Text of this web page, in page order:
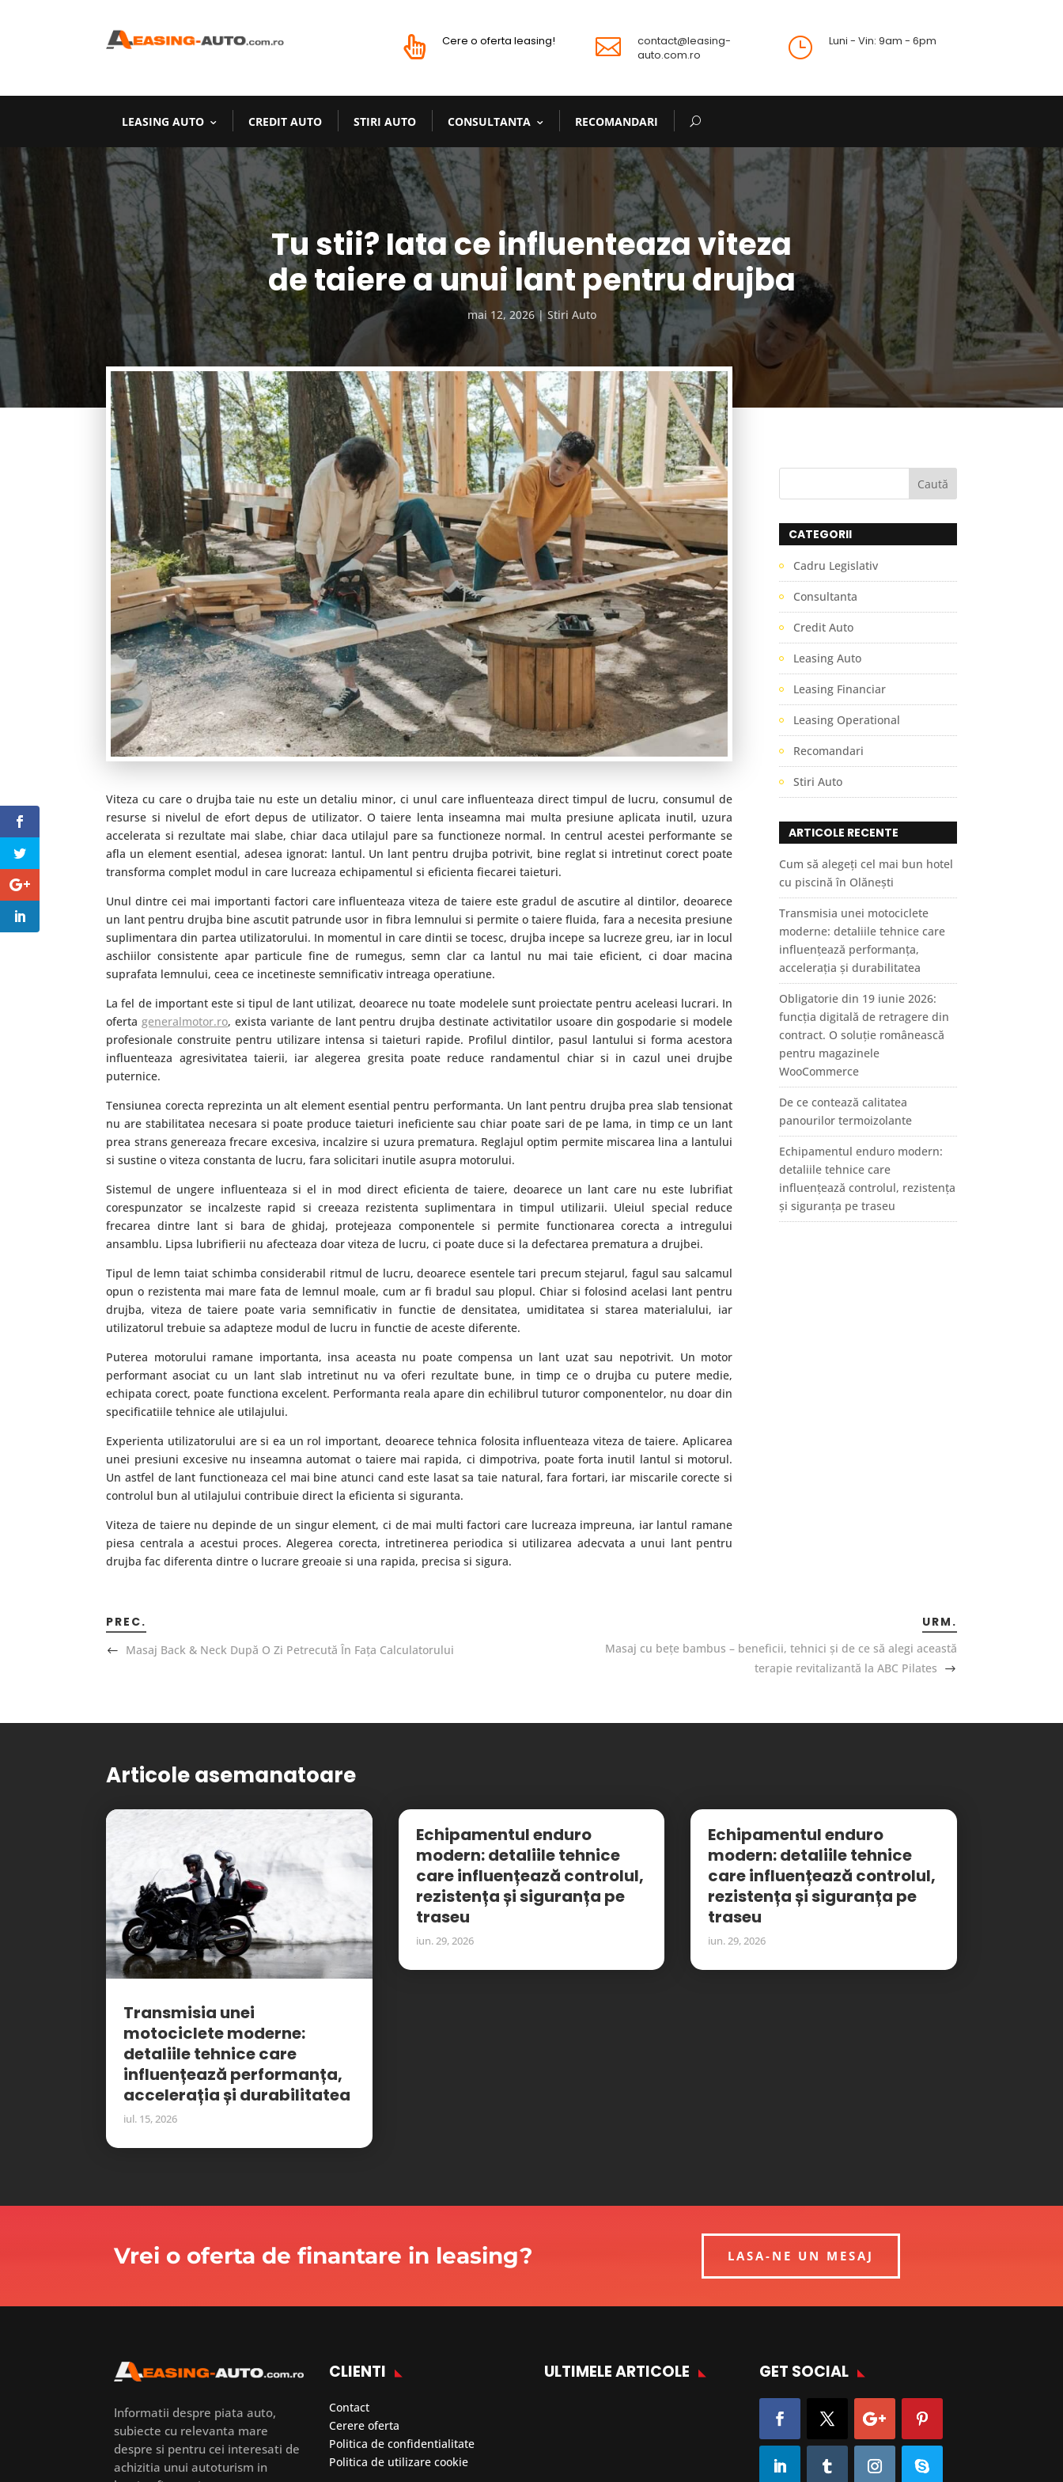
 Cere o oferta leasing! 
contact@leasing-
auto.com.ro
} Luni - Vin: 9am - 6pm
LEASING AUTO CREDIT AUTO STIRI AUTO CONSULTANTA RECOMANDARI
Tu stii? Iata ce influenteaza viteza
de taiere a unui lant pentru drujba
mai 12, 2026 Stiri Auto
Viteza cu care o drujba taie nu este un detaliu minor, ci unul care influenteaza direct timpul de lucru, consumul de
resurse si nivelul de efort depus de utilizator. O taiere lenta inseamna mai multa presiune aplicata inutil, uzura
accelerata si rezultate mai slabe, chiar daca utilajul pare sa functioneze normal. In centrul acestei performante se
afla un element esential, adesea ignorat: lantul. Un lant pentru drujba potrivit, bine reglat si intretinut corect poate
transforma complet modul in care lucreaza echipamentul si eficienta fiecarei taieturi.
Unul dintre cei mai importanti factori care influenteaza viteza de taiere este gradul de ascutire al dintilor, deoarece
un lant pentru drujba bine ascutit patrunde usor in fibra lemnului si permite o taiere fluida, fara a necesita presiune
suplimentara din partea utilizatorului. In momentul in care dintii se tocesc, drujba incepe sa lucreze greu, iar in locul
aschiilor consistente apar particule fine de rumegus, semn clar ca lantul nu mai taie eficient, ci doar macina
suprafata lemnului, ceea ce incetineste semnificativ intreaga operatiune.
La fel de important este si tipul de lant utilizat, deoarece nu toate modelele sunt proiectate pentru aceleasi lucrari. In
ofertageneralmotor.ro, exista variante de lant pentru drujba destinate activitatilor usoare din gospodarie si modele
profesionale construite pentru utilizare intensa si taieturi rapide. Profilul dintilor, pasul lantului si forma acestora
influenteaza agresivitatea taierii, iar alegerea gresita poate reduce randamentul chiar si in cazul unei drujbe
puternice.
Tensiunea corecta reprezinta un alt element esential pentru performanta. Un lant pentru drujba prea slab tensionat
nu are stabilitatea necesara si poate produce taieturi ineficiente sau chiar poate sari de pe lama, in timp ce un lant
prea strans genereaza frecare excesiva, incalzire si uzura prematura. Reglajul optim permite miscarea lina a lantului
si sustine o viteza constanta de lucru, fara solicitari inutile asupra motorului.
Sistemul de ungere influenteaza si el in mod direct eficienta de taiere, deoarece un lant care nu este lubrifiat
corespunzator se incalzeste rapid si creeaza rezistenta suplimentara in timpul utilizarii. Uleiul special reduce
frecarea dintre lant si bara de ghidaj, protejeaza componentele si permite functionarea corecta a intregului
ansamblu. Lipsa lubrifierii nu afecteaza doar viteza de lucru, ci poate duce si la defectarea prematura a drujbei.
Tipul de lemn taiat schimba considerabil ritmul de lucru, deoarece esentele tari precum stejarul, fagul sau salcamul
opun o rezistenta mai mare fata de lemnul moale, cum ar fi bradul sau plopul. Chiar si folosind acelasi lant pentru
drujba, viteza de taiere poate varia semnificativ in functie de densitatea, umiditatea si starea materialului, iar
utilizatorul trebuie sa adapteze modul de lucru in functie de aceste diferente.
Puterea motorului ramane importanta, insa aceasta nu poate compensa un lant uzat sau nepotrivit. Un motor
performant asociat cu un lant slab intretinut nu va oferi rezultate bune, in timp ce o drujba cu putere medie,
echipata corect, poate functiona excelent. Performanta reala apare din echilibrul tuturor componentelor, nu doar din
specificatiile tehnice ale utilajului.
Experienta utilizatorului are si ea un rol important, deoarece tehnica folosita influenteaza viteza de taiere. Aplicarea
unei presiuni excesive nu inseamna automat o taiere mai rapida, ci dimpotriva, poate forta inutil lantul si motorul.
Un astfel de lant functioneaza cel mai bine atunci cand este lasat sa taie natural, fara fortari, iar miscarile corecte si
controlul bun al utilajului contribuie direct la eficienta si siguranta.
Viteza de taiere nu depinde de un singur element, ci de mai multi factori care lucreaza impreuna, iar lantul ramane
piesa centrala a acestui proces. Alegerea corecta, intretinerea periodica si utilizarea adecvata a unui lant pentru
drujba fac diferenta dintre o lucrare greoaie si una rapida, precisa si sigura.
CATEGORII
Cadru Legislativ
Consultanta
Credit Auto
Leasing Auto
Leasing Financiar
Leasing Operational
Recomandari
Stiri Auto
ARTICOLE RECENTE
Cum să alegeți cel mai bun hotel
cu piscină în Olănești
Transmisia unei motociclete
moderne: detaliile tehnice care
influențează performanța,
accelerația și durabilitatea
Obligatorie din 19 iunie 2026:
funcția digitală de retragere din
contract. O soluție românească
pentru magazinele
WooCommerce
De ce contează calitatea
panourilor termoizolante
Echipamentul enduro modern:
detaliile tehnice care
influențează controlul, rezistența
și siguranța pe traseu
PREC.
Masaj Back & Neck După O Zi Petrecută În Fața Calculatorului
URM.
Masaj cu bețe bambus – beneficii, tehnici și de ce să alegi această
terapie revitalizantă la ABC Pilates
Articole asemanatoare
Transmisia unei
motociclete moderne:
detaliile tehnice care
influențează performanța,
accelerația și durabilitatea
iul. 15, 2026
Echipamentul enduro
modern: detaliile tehnice
care influențează controlul,
rezistența și siguranța pe
traseu
iun. 29, 2026
Echipamentul enduro
modern: detaliile tehnice
care influențează controlul,
rezistența și siguranța pe
traseu
iun. 29, 2026
Vrei o oferta de finantare in leasing? LASA-NE UN MESAJ
Informatii despre piata auto,
subiecte cu relevanta mare
despre si pentru cei interesati de
achizitia unui autoturism in
CLIENTI
Contact
Cerere oferta
Politica de confidentialitate
Politica de utilizare cookie
ULTIMELE ARTICOLE GET SOCIAL